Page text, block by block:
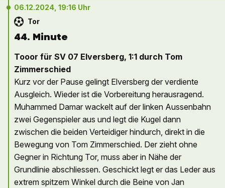
06.12.2024, 19:16 Uhr
Tor
44. Minute
Tooor für SV 07 Elversberg, 1:1 durch Tom
Zimmerschied
Kurz vor der Pause gelingt Elversberg der verdiente
Ausgleich. Wieder ist die Vorbereitung herausragend.
Muhammed Damar wackelt auf der linken Aussenbahn
zwei Gegenspieler aus und legt die Kugel dann
zwischen die beiden Verteidiger hindurch, direkt in die
Bewegung von Tom Zimmerschied. Der zieht ohne
Gegner in Richtung Tor, muss aber in Nähe der
Grundlinie abschliessen. Geschickt legt er das Leder aus
extrem spitzem Winkel durch die Beine von Jan